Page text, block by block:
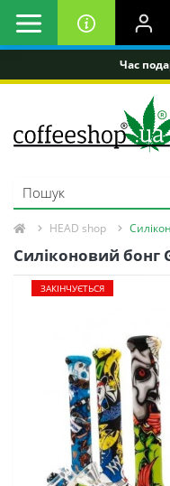
Час
HEAD shop
Силіконовий бонг
ЗАКІНЧУЄТЬСЯ